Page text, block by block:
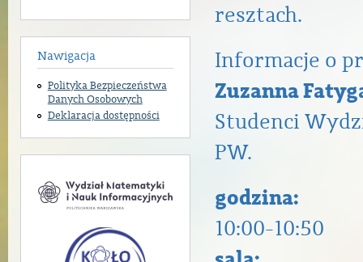
Nawigacja
Polityka Bezpieczeństwa
Danych Osobowych
Deklaracja dostępności
resztach.
Informacje o
Zuzanna
Studenci
PW.
godzina:
10:00-10:50